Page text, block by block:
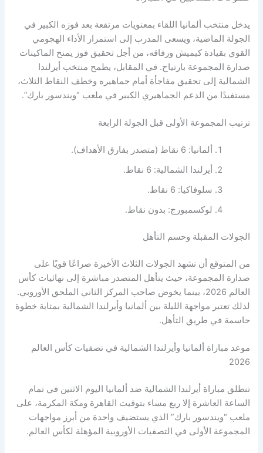
يدخل منتخب ألمانيا اللقاء بمعنويات مرتفعة بعد فوزه الكبير في
الجولة الماضية، ويسعى المدرب إلى استمرار الأداء الهجومي
القوي بقيادة كيميش ورفاقه، من أجل تحقيق فوز يمنح الماكينات
صدارة المجموعة بارتياح. في المقابل، يطمح منتخب أيرلندا
الشمالية إلى تحقيق مفاجأة أمام جماهيره وخطف النقاط الثلاث،
مستفيدًا من الدعم الجماهيري الكبير في ملعب “ويندسور بارك”.
ترتيب المجموعة الأولى قبل الجولة الرابعة
ألمانيا: 6 نقاط (متصدر بفارق الأهداف).
أيرلندا الشمالية: 6 نقاط.
سلوفاكيا: 6 نقاط.
لوكسمبورج: بدون نقاط.
الجولات المقبلة وحسم التأهل
من المتوقع أن تشهد الجولات الثلاث الأخيرة صراعًا قويًا على
صدارة المجموعة، حيث يتأهل المتصدر مباشرة إلى نهائيات كأس
العالم 2026، بينما يخوض صاحب المركز الثاني الملحق الأوروبي.
لذلك تعتبر مواجهة الليلة بين ألمانيا وأيرلندا الشمالية بمثابة خطوة
حاسمة في طريق التأهل.
موعد مباراة ألمانيا وأيرلندا الشمالية في تصفيات كأس العالم
2026
تنطلق مباراة أيرلندا الشمالية ضد ألمانيا اليوم الاثنين في تمام
الساعة العاشرة إلا ربع مساء بتوقيت القاهرة ومكة المكرمة، على
ملعب “ويندسور بارك” الذي يستضيف واحدة من أبرز مواجهات
المجموعة الأولى في التصفيات الأوروبية المؤهلة لكأس العالم.